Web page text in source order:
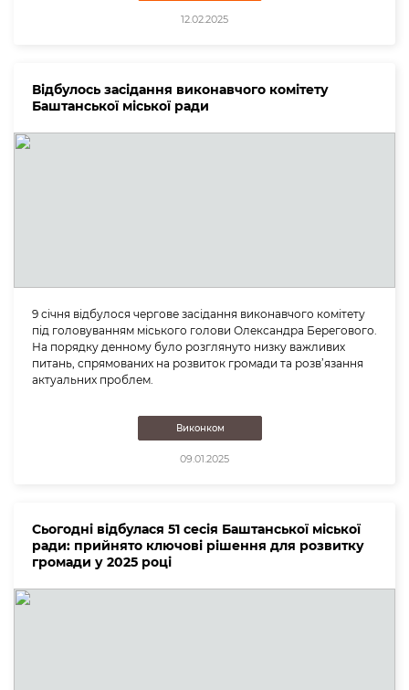
12.02.2025
Відбулось засідання виконавчого комітету
Баштанської міської ради
9 січня відбулося чергове засідання виконавчого комітету
під головуванням міського голови Олександра Берегового.
На порядку денному було розглянуто низку важливих
питань, спрямованих на розвиток громади та розв’язання
актуальних проблем.
Виконком
09.01.2025
Сьогодні відбулася 51 сесія Баштанської міської
ради: прийнято ключові рішення для розвитку
громади у 2025 році